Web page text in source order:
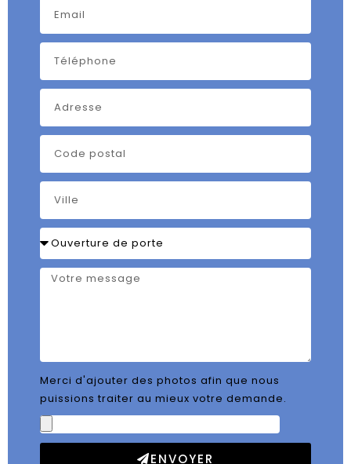
Merci d'ajouter des photos afin que nous
puissions traiter au mieux votre demande.
ENVOYER